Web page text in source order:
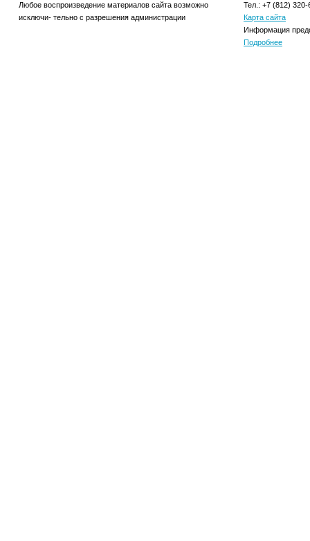
Любое воспроизведение материалов сайта возможно
исключи- тельно с разрешения администрации
Тел.: +7 (812) 320-
Карта сайта
Информация
Подробнее